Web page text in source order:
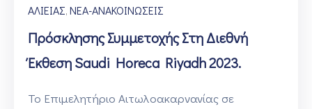
ΑΛΙΕΙΑΣ‚ ΝΕΑ-ΑΝΑΚΟΙΝΩΣΕΙΣ
Πρόσκλησης Συμμετοχής Στη Διεθνή
Έκθεση Saudi Horeca Riyadh 2023.
Το Επιμελητήριο Αιτωλοακαρνανίας σε